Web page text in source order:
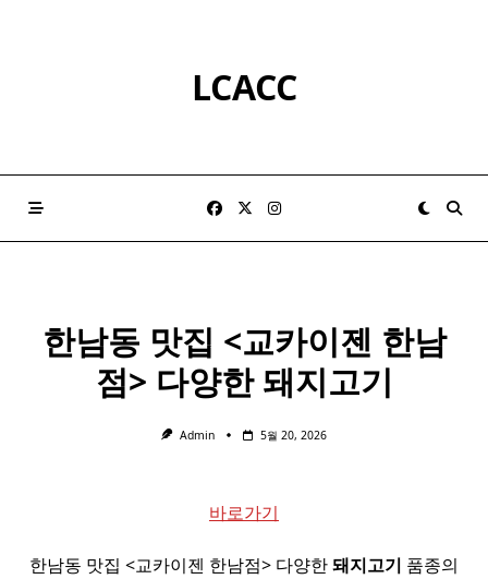
LCACC
한남동 맛집 <교카이젠 한남
점> 다양한돼지고기
Admin 5월 20, 2026
바로가기
한남동 맛집 <교카이젠 한남점> 다양한돼지고기 품종의